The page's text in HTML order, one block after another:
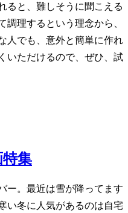
ると、難しそうに聞こえる
調理するという理念から、
人でも、意外と簡単に作れ
いただけるので、ぜひ、試
集
ー。最近は雪が降ってます
い冬に人気があるのは自宅